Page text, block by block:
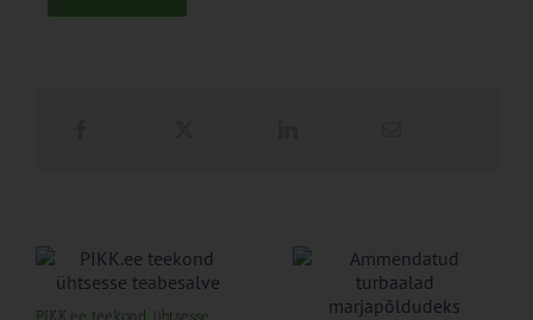
PIKK.ee teekond ühtsesse